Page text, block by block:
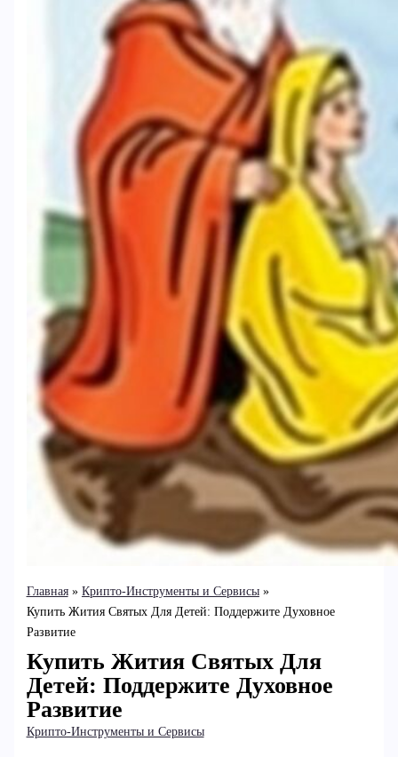
Главная
Крипто-Инструменты и Сервисы
Купить Жития Святых Для Детей: Поддержите Духовное
Развитие
Купить Жития Святых Для
Детей: Поддержите Духовное
Развитие
Крипто-Инструменты и Сервисы